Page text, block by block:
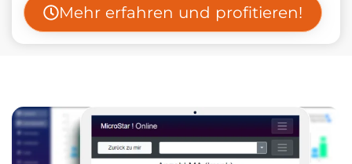
Mehr erfahren und profitieren!